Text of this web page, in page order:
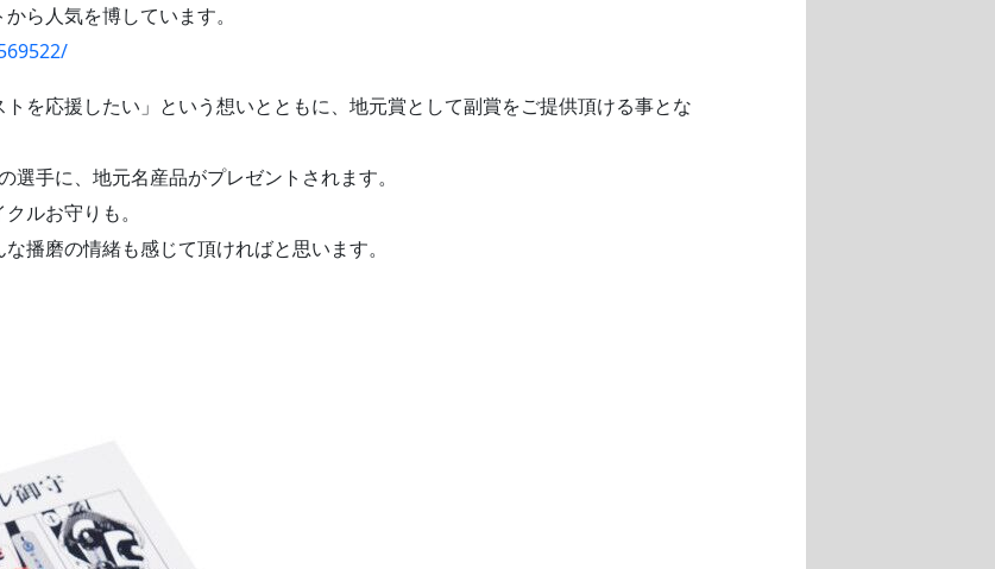
ら人気を博しています。
を応援したい」という想いとともに、地元賞として副賞をご提供頂ける事とな
選手に、地元名産品がプレゼントされます。
ルお守りも。
播磨の情緒も感じて頂ければと思います。